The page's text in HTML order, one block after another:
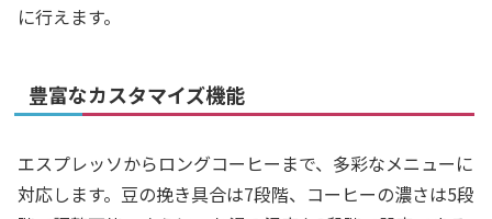
に行えます。
豊富なカスタマイズ機能
エスプレッソからロングコーヒーまで、多彩なメニューに
対応します。豆の挽き具合は7段階、コーヒーの濃さは5段